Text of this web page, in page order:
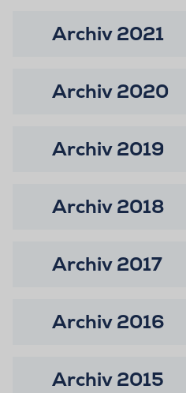
Archiv 2021
Archiv 2020
Archiv 2019
Archiv 2018
Archiv 2017
Archiv 2016
Archiv 2015